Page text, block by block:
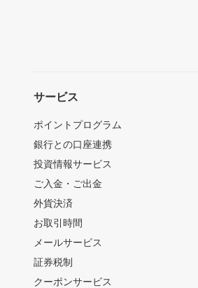
サービス
ポイントプログラム
銀行との口座連携
投資情報サービス
ご入金・ご出金
外貨決済
お取引時間
メールサービス
証券税制
クーポンサービス